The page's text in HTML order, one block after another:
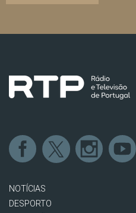
NOTÍCIAS
DESPORTO